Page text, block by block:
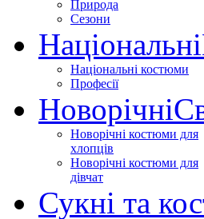
Природа
Сезони
Національні
Національні костюми
Професії
Новорічні
Новорічні костюми для
хлопців
Новорічні костюми для
дівчат
Сукні та